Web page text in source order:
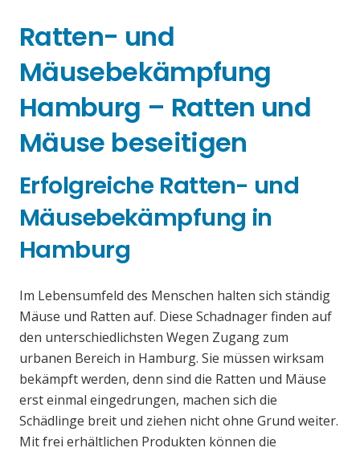
Ratten- und
Mäusebekämpfung
Hamburg – Ratten und
Mäuse beseitigen
Erfolgreiche Ratten- und
Mäusebekämpfung in
Hamburg
Im Lebensumfeld des Menschen halten sich ständig
Mäuse und Ratten auf. Diese Schadnager finden auf
den unterschiedlichsten Wegen Zugang zum
urbanen Bereich in Hamburg. Sie müssen wirksam
bekämpft werden, denn sind die Ratten und Mäuse
erst einmal eingedrungen, machen sich die
Schädlinge breit und ziehen nicht ohne Grund weiter.
Mit frei erhältlichen Produkten können die